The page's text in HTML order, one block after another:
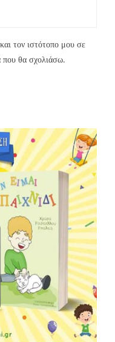
τον ιστότοπο μου σε
που θα σχολιάσω.